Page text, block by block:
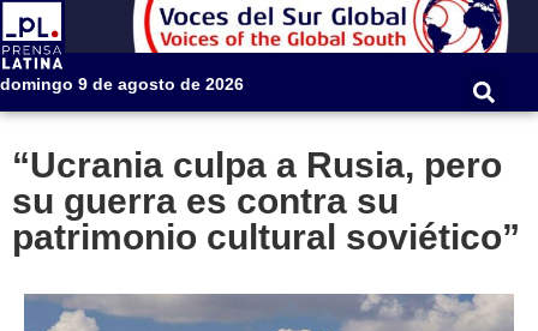
domingo 9 de agosto de 2026
“Ucrania culpa a Rusia, pero
su guerra es contra su
patrimonio cultural soviético”